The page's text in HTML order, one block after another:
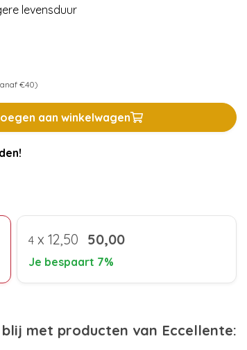
levensduur
€40)
aan winkelwagen
4 x 12,50 50,00
Je bespaart 7%
met producten van Eccellente: